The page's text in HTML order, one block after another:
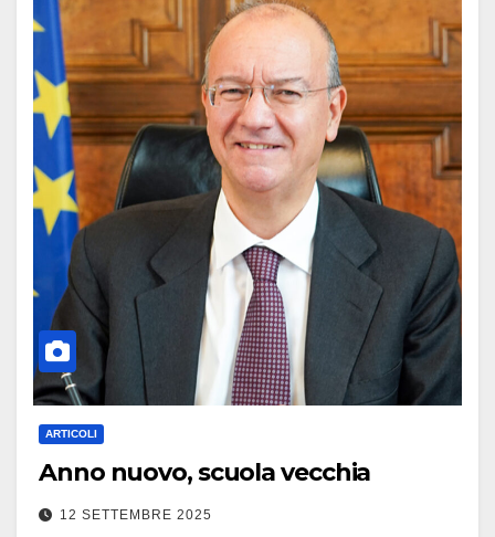
ARTICOLI
Anno nuovo, scuola vecchia
12 SETTEMBRE 2025